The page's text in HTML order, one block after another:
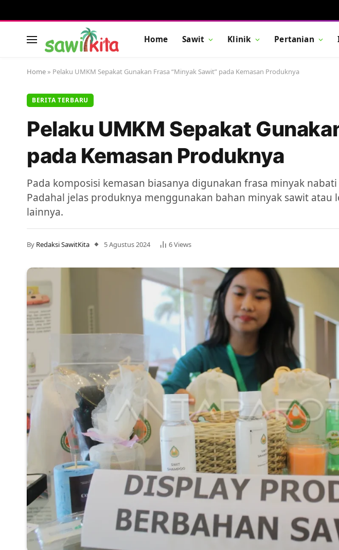
Home Sawit Klinik Pertanian
Home » Pelaku UMKM Sepakat Gunakan Frasa “Minyak Sawit” pada Kemasan Produknya
BERITA TERBARU
Pelaku UMKM Sepakat
pada Kemasan Produknya
Pada komposisi kemasan biasanya digunakan frasa minyak
Padahal jelas produknya menggunakan bahan minyak sawit
lainnya.
By Redaksi SawitKita 5 Agustus 2024 6Views